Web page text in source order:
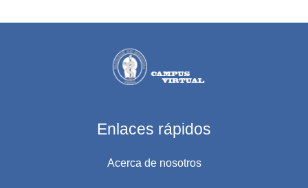
Enlaces rápidos
Acerca de nosotros